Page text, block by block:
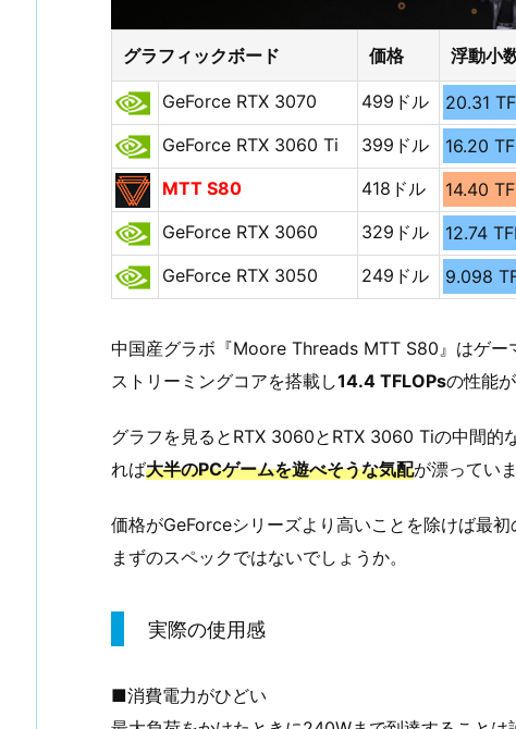
グラフィックボード 価格 浮動小
GeForce RTX 3070 499ドル
20.31
GeForce RTX 3060 Ti
399ドル
16.20
MTT S80
418ドル
14.40
GeForce RTX 3060
329ドル
12.74
GeForce RTX 3050
249ドル 9.098
中国産グラボ『Moore Threads MTT S80』はゲ
ストリーミングコアを搭載し14.4 TFLOPsの性能
グラフを見るとRTX 3060とRTX 3060 Tiの中間的
れば大半のPCゲームを遊べそうな気配が漂っていま
価格がGeForceシリーズより高いことを除けば最
まずのスペックではないでしょうか。
実際の使用感
■消費電力がひどい